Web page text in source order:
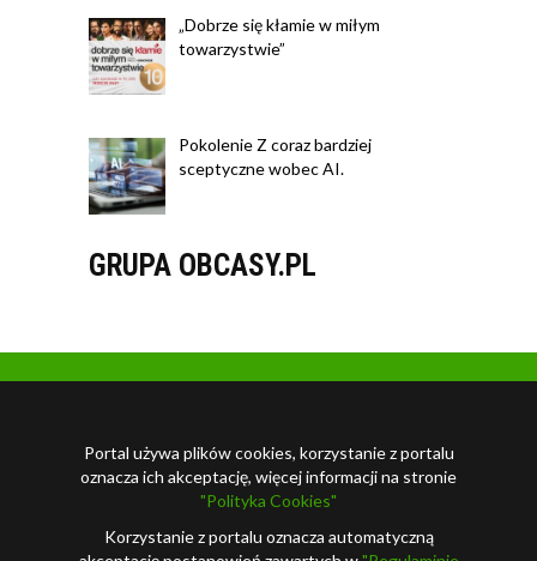
„Dobrze się kłamie w miłym
towarzystwie”
Pokolenie Z coraz bardziej
sceptyczne wobec AI.
GRUPA OBCASY.PL
Portal używa plików cookies, korzystanie z portalu
oznacza ich akceptację, więcej informacji na stronie
"Polityka Cookies"
Korzystanie z portalu oznacza automatyczną